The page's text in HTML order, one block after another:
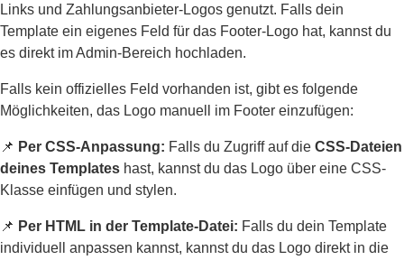
Links und Zahlungsanbieter-Logos genutzt. Falls dein
Template ein eigenes Feld für das Footer-Logo hat, kannst du
es direkt im Admin-Bereich hochladen.
Falls kein offizielles Feld vorhanden ist, gibt es folgende
Möglichkeiten, das Logo manuell im Footer einzufügen:
📌 Per CSS-Anpassung: Falls du Zugriff auf die CSS-Dateien
deines Templates hast, kannst du das Logo über eine CSS-
Klasse einfügen und stylen.
📌 Per HTML in der Template-Datei: Falls du dein Template
individuell anpassen kannst, kannst du das Logo direkt in die